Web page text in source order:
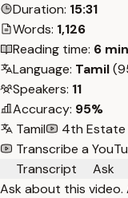
Duration: 15:31
Words: 1,126
Reading time: 6 min
Language: Tamil
Speakers: 11
Accuracy: 95%
Tamil
4th Estate
Transcribe a
Transcript
Ask
Ask about this